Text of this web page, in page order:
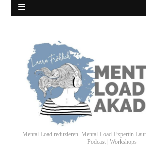
Mental Load reduzieren. Mental-Load-Expertin
Podcast | Workshops